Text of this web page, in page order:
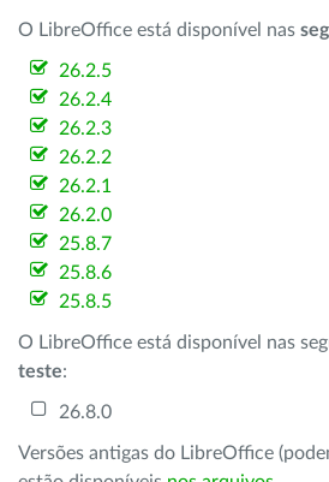
O LibreOffice está disponível nas
26.2.5
26.2.4
26.2.3
26.2.2
26.2.1
26.2.0
25.8.7
25.8.6
25.8.5
O LibreOffice está disponível nas
teste:
26.8.0
Versões antigas do LibreOffice